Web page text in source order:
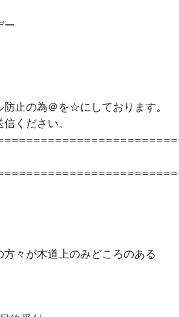
ー
止の為＠を☆にしております。
ください。
々が木道上のみどころのある